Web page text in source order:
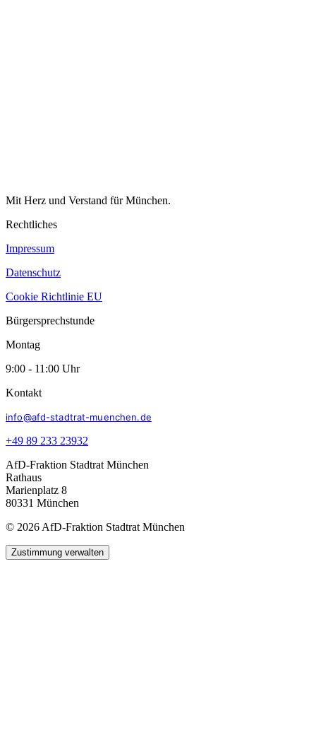
Mit Herz und Verstand für München.
Rechtliches
Impressum
Datenschutz
Cookie Richtlinie EU
Bürgersprechstunde
Montag
9:00 - 11:00 Uhr
Kontakt
info@afd-stadtrat-muenchen.de
+49 89 233 23932
AfD-Fraktion Stadtrat München
Rathaus
Marienplatz 8
80331 München
© 2026 AfD-Fraktion Stadtrat München
Zustimmung verwalten